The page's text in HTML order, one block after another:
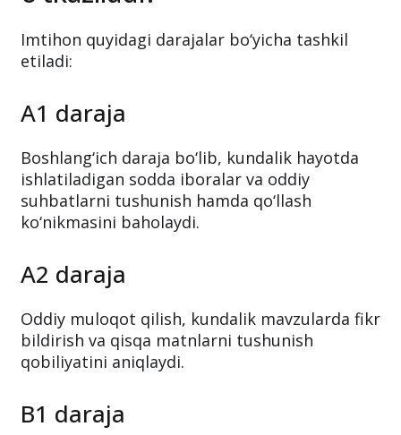
o‘tkaziladi?
Imtihon quyidagi darajalar bo‘yicha tashkil
etiladi:
A1 daraja
Boshlang‘ich daraja bo‘lib, kundalik hayotda
suhbatlarni tushunish hamda qo‘llash
ko‘nikmasini baholaydi.
A2 daraja
bildirish va qisqa matnlarni tushunish
qobiliyatini aniqlaydi.